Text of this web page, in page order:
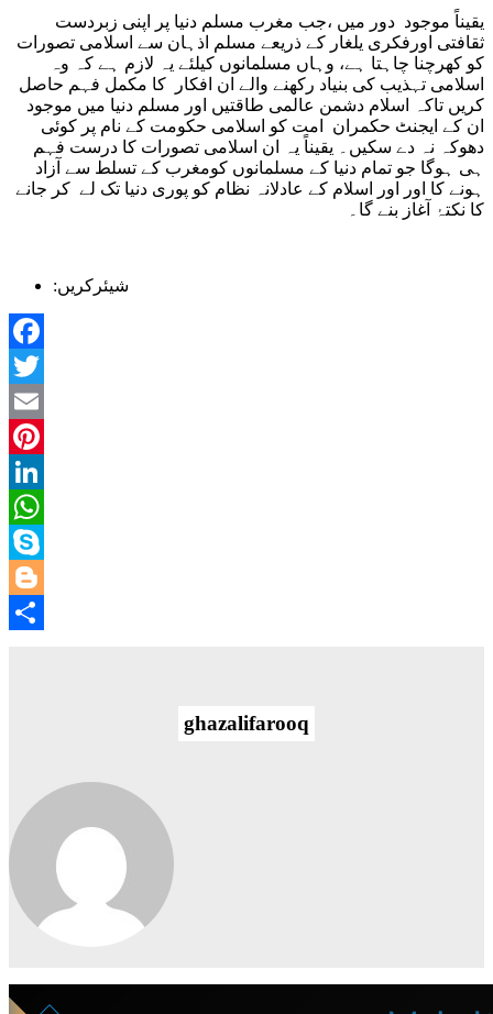
یقیناً موجود دور میں ،جب مغرب مسلم دنیا پر اپنی زبردست
ثقافتی اورفکری یلغار کے ذریعے مسلم اذہان سے اسلامی تصورات
کو کھرچنا چاہتا ہے، وہاں مسلمانوں کیلئے یہ لازم ہے کہ وہ
اسلامی تہذیب کی بنیاد رکھنے والے ان افکار کا مکمل فہم حاصل
کریں تاکہ اسلام دشمن عالمی طاقتیں اور مسلم دنیا میں موجود
ان کے ایجنٹ حکمران امت کو اسلامی حکومت کے نام پر کوئی
دھوکہ نہ دے سکیں۔ یقیناً یہ ان اسلامی تصورات کا درست فہم
ہی ہوگا جو تمام دنیا کے مسلمانوں کومغرب کے تسلط سے آزاد
ہونے کا اور اور اسلام کے عادلانہ نظام کو پوری دنیا تک لے کر جانے
کا نکتۂ آغاز بنے گا۔
:شیئرکریں
Facebook
Twitter
Email
Pinterest
LinkedIn
WhatsApp
Skype
Blogger
ghazalifarooq